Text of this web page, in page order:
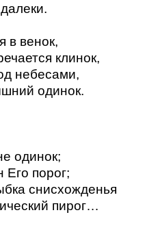
в венок,
клинок,
небесами,
одинок.
одинок;
порог;
снисхожденья
пирог…